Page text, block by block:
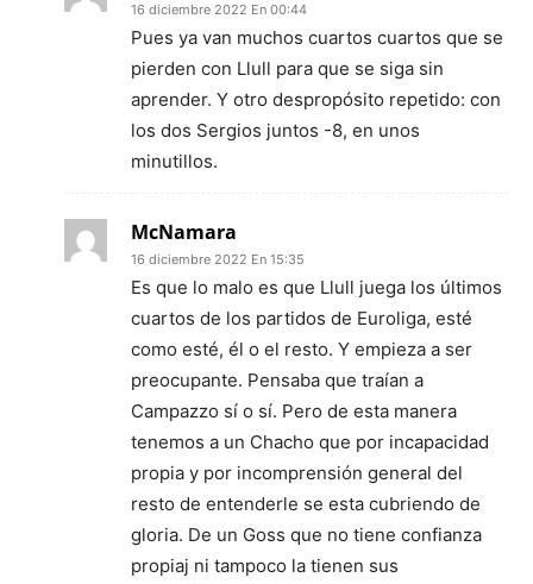
16 diciembre 2022 En 00:44
Pues ya van muchos cuartos cuartos que se
pierden con Llull para que se siga sin
aprender. Y otro despropósito repetido: con
los dos Sergios juntos -8, en unos
minutillos.
McNamara
16 diciembre 2022 En 15:35
Es que lo malo es que Llull juega los últimos
cuartos de los partidos de Euroliga, esté
como esté, él o el resto. Y empieza a ser
preocupante. Pensaba que traían a
Campazzo sí o sí. Pero de esta manera
tenemos a un Chacho que por incapacidad
propia y por incomprensión general del
resto de entenderle se esta cubriendo de
gloria. De un Goss que no tiene confianza
propiaj ni tampoco la tienen sus